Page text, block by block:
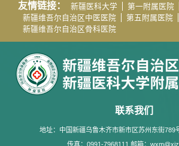
友情链接： 新疆医科大学 第一附属医院
新疆维吾尔自治区中医医院
第五附属医院
新疆维吾尔自治区骨科医院
联系我们
地址：中国新疆乌鲁木齐市新市区苏州东街789
传真：0991-7968111 邮箱：